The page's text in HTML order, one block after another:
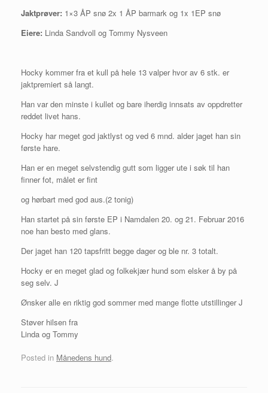
Jaktprøver: 1×3 ÅP snø 2x 1 ÅP barmark og 1x 1EP snø
Eiere: Linda Sandvoll og Tommy Nysveen
Hocky kommer fra et kull på hele 13 valper hvor av 6 stk. er
jaktpremiert så langt.
Han var den minste i kullet og bare iherdig innsats av oppdretter
reddet livet hans.
Hocky har meget god jaktlyst og ved 6 mnd. alder jaget han sin
første hare.
Han er en meget selvstendig gutt som ligger ute i søk til han
finner fot, målet er fint
og hørbart med god aus.(2 tonig)
Han startet på sin første EP i Namdalen 20. og 21. Februar 2016
noe han besto med glans.
Der jaget han 120 tapsfritt begge dager og ble nr. 3 totalt.
Hocky er en meget glad og folkekjær hund som elsker å by på
seg selv. J
Ønsker alle en riktig god sommer med mange flotte utstillinger J
Støver hilsen fra
Linda og Tommy
Posted in Månedens hund.